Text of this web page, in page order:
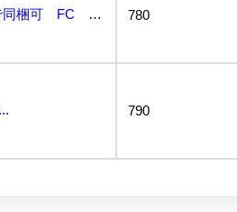
ゴルフッ子オープン【箱・説明書付き・動作確認済】３本まで同梱可 FC ファミコン... 780
790